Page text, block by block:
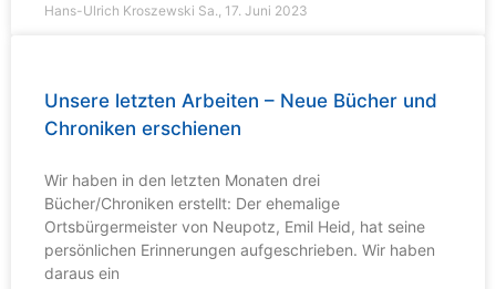
Hans-Ulrich Kroszewski Sa., 17. Juni 2023
Unsere letzten Arbeiten – Neue Bücher und
Chroniken erschienen
Wir haben in den letzten Monaten drei
Bücher/Chroniken erstellt: Der ehemalige
Ortsbürgermeister von Neupotz, Emil Heid, hat seine
persönlichen Erinnerungen aufgeschrieben. Wir haben
daraus ein